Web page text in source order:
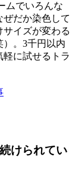
ムでいろんな
ぜだか染色して
イズが変わる
。3千円以内
に試せるトラ
けられてい